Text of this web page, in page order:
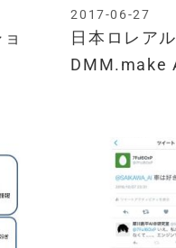
日本ロレア
DMM.make
2017-06-27